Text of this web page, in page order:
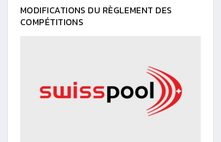
MODIFICATIONS DU RÈGLEMENT DES
COMPÉTITIONS